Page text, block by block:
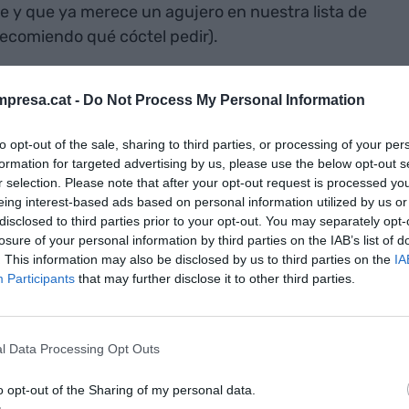
- Do Not Process My Personal Information
opt-out of the sale, sharing to third parties, or processing of your
for targeted advertising by us, please use the below opt-out
selection. Please note that after your opt-out request is processed
interest-based ads based on personal information utilized by us
to third parties prior to your opt-out. You may separately
of your personal information by third parties on the IAB’s list of
This information may also be disclosed by us to third parties on the
Participants that may further disclose it to other third parties.
Data Processing Opt Outs
opt-out of the Sharing of my personal data.
y que ya merece un agujero en nuestra lista de
qué cóctel pedir).
bares del mundo y acaba de abrir sucursal en
sin salida junto a la popular calle Joaquim
no conozcan su historia, el artífice de este bar
Jad Ballout , decidió reconstruir el bar después
2020. Y con grandes dosis de ingenio,
de él un icono de la coctelería mundial. En
persiana de su sucursal barcelonesa. Bajo el
Paradiseofrece tragos a partir de los 8 euros.
y aroma de hinojo.